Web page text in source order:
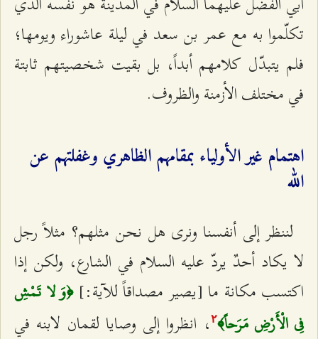
تكلّموا به مع عمر بن سعد في ليلة عاشوراء ويومها؛
فلم يتبدّل كلامهم أبداً، بل بقيت شخصيتهم ثابتة
في مختلف الأزمنة والظروف.
اهتمام غير الأولياء بمقامهم الظاهري وغفلتهم عن
الله
لننظر إلى أنفسنا ونرى هل نحن مثلهم؟ مثلاً رجل
لا يكاد أحدٌ يردّ عليه السلام في الشارع، ولكن إذا
اكتسب مكانة ما [يصير مصداقاً للآية:]﴿وَ لا تَمْشِ
فِي الْأَرْضِ مَرَحاً﴾٢، انظروا إلى وصايا لقمان لابنه في